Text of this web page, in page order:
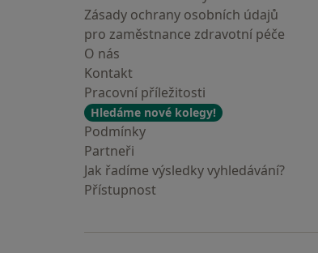
Zásady ochrany osobních údajů
pro zaměstnance zdravotní péče
O nás
Kontakt
Pracovní příležitosti
Hledáme nové kolegy!
Podmínky
Partneři
Jak řadíme výsledky vyhledávání?
Přístupnost